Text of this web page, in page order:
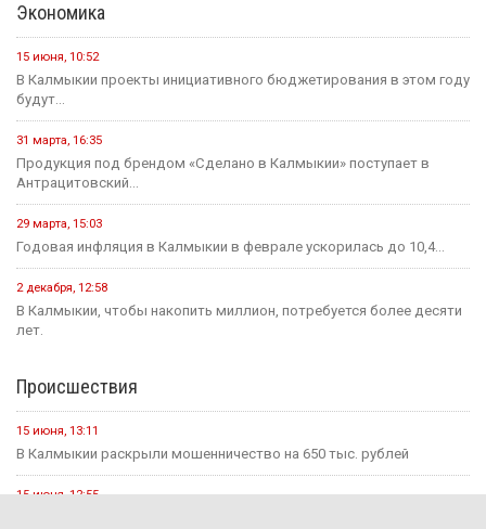
Экономика
15 июня, 10:52
В Калмыкии проекты инициативного бюджетирования в этом году
будут...
31 марта, 16:35
Продукция под брендом «Сделано в Калмыкии» поступает в
Антрацитовский...
29 марта, 15:03
Годовая инфляция в Калмыкии в феврале ускорилась до 10,4...
2 декабря, 12:58
В Калмыкии, чтобы накопить миллион, потребуется более десяти
лет.
Происшествия
15 июня, 13:11
В Калмыкии раскрыли мошенничество на 650 тыс. рублей
15 июня, 12:55